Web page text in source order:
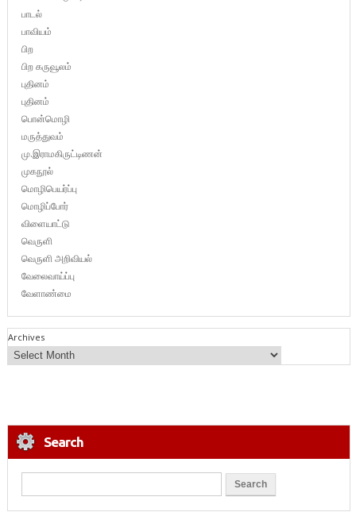
பாடல்
பாவியம்
பிற
பிற கருவூலம்
புதினம்
புதினம்
பொன்மொழி
மருத்துவம்
மு.இராமகிருட்டிணன்
முகநூல்
மொழிபெயர்ப்பு
மொழிப்போர்
விளையாட்டு
வெருளி
வெருளி அறிவியல்
வேலைவாய்ப்பு
வேளாண்மை
Archives
Search